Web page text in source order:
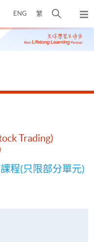
ENG 繁
开
搜
寻
弹
出
主
Trading)
程(只限部分單元)